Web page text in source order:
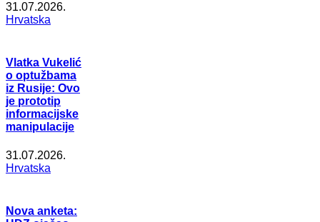
31.07.2026.
Hrvatska
Vlatka Vukelić
o optužbama
iz Rusije: Ovo
je prototip
informacijske
manipulacije
31.07.2026.
Hrvatska
Nova anketa: